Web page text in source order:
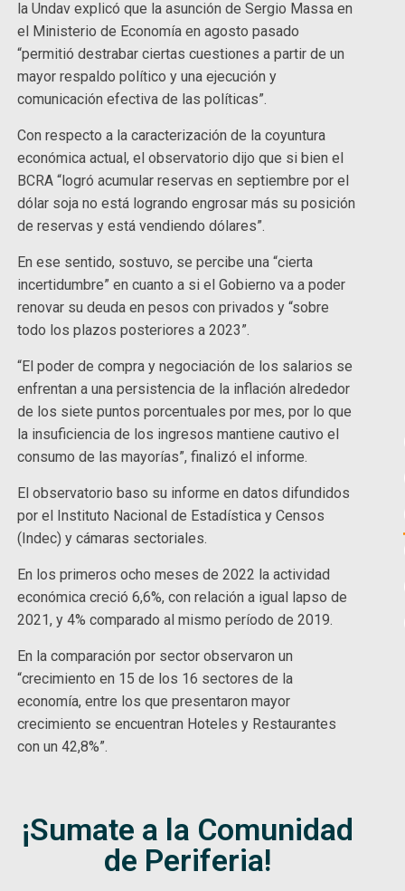
la Undav explicó que la asunción de Sergio Massa en
el Ministerio de Economía en agosto pasado
“permitió destrabar ciertas cuestiones a partir de un
mayor respaldo político y una ejecución y
comunicación efectiva de las políticas”.
Con respecto a la caracterización de la coyuntura
económica actual, el observatorio dijo que si bien el
BCRA “logró acumular reservas en septiembre por el
dólar soja no está logrando engrosar más su posición
de reservas y está vendiendo dólares”.
En ese sentido, sostuvo, se percibe una “cierta
incertidumbre” en cuanto a si el Gobierno va a poder
renovar su deuda en pesos con privados y “sobre
todo los plazos posteriores a 2023”.
“El poder de compra y negociación de los salarios se
enfrentan a una persistencia de la inflación alrededor
de los siete puntos porcentuales por mes, por lo que
la insuficiencia de los ingresos mantiene cautivo el
consumo de las mayorías”, finalizó el informe.
El observatorio baso su informe en datos difundidos
por el Instituto Nacional de Estadística y Censos
(Indec) y cámaras sectoriales.
En los primeros ocho meses de 2022 la actividad
económica creció 6,6%, con relación a igual lapso de
2021, y 4% comparado al mismo período de 2019.
En la comparación por sector observaron un
“crecimiento en 15 de los 16 sectores de la
economía, entre los que presentaron mayor
crecimiento se encuentran Hoteles y Restaurantes
con un 42,8%”.
¡Sumate a la Comunidad
de Periferia!